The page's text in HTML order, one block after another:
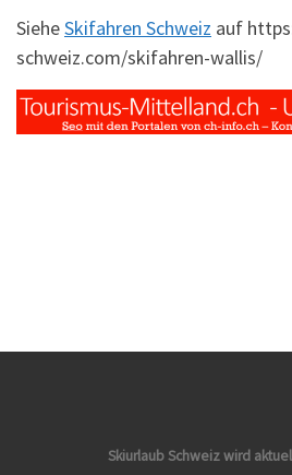
SieheSkifahren Schweiz auf
schweiz.com/skifahren-wallis/
Skiurlaub Schweiz wird